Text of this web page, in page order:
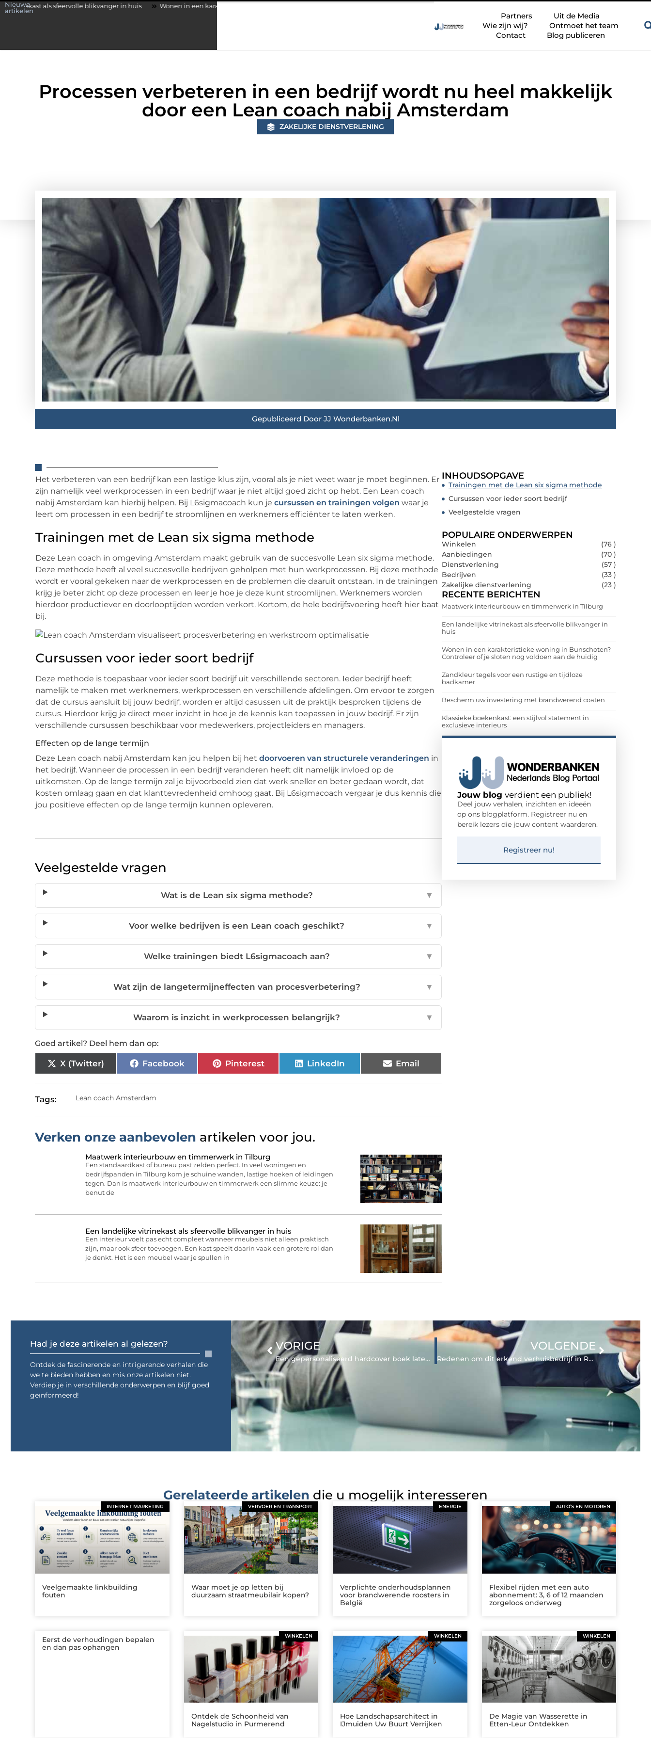
Nieuwe
artikelen
blikvanger in huis Wonen in een karakteristieke woning in Bunschoten? Controleer of je sloten nog voldoen aan de huidig
Partners
Uit de Media
Wie zijn wij?
Ontmoet het team
Contact
Blog publiceren
Processen verbeteren in een bedrijf wordt nu heel makkelijk
door een Lean coach nabij Amsterdam
ZAKELIJKE DIENSTVERLENING
Gepubliceerd Door JJ Wonderbanken.nl
Het verbeteren van een bedrijf kan een lastige klus zijn, vooral als je niet weet waar je moet beginnen. Er
zijn namelijk veel werkprocessen in een bedrijf waar je niet altijd goed zicht op hebt. Een Lean coach
nabij Amsterdam kan hierbij helpen. Bij L6sigmacoach kun je cursussen en trainingen volgen waar je
leert om processen in een bedrijf te stroomlijnen en werknemers efficiënter te laten werken.
Trainingen met de Lean six sigma methode
Deze Lean coach in omgeving Amsterdam maakt gebruik van de succesvolle Lean six sigma methode.
Deze methode heeft al veel succesvolle bedrijven geholpen met hun werkprocessen. Bij deze methode
wordt er vooral gekeken naar de werkprocessen en de problemen die daaruit ontstaan. In de trainingen
krijg je beter zicht op deze processen en leer je hoe je deze kunt stroomlijnen. Werknemers worden
hierdoor productiever en doorlooptijden worden verkort. Kortom, de hele bedrijfsvoering heeft hier baat
bij.
Cursussen voor ieder soort bedrijf
Deze methode is toepasbaar voor ieder soort bedrijf uit verschillende sectoren. Ieder bedrijf heeft
namelijk te maken met werknemers, werkprocessen en verschillende afdelingen. Om ervoor te zorgen
dat de cursus aansluit bij jouw bedrijf, worden er altijd casussen uit de praktijk besproken tijdens de
cursus. Hierdoor krijg je direct meer inzicht in hoe je de kennis kan toepassen in jouw bedrijf. Er zijn
verschillende cursussen beschikbaar voor medewerkers, projectleiders en managers.
Effecten op de lange termijn
Deze Lean coach nabij Amsterdam kan jou helpen bij het doorvoeren van structurele veranderingen in
het bedrijf. Wanneer de processen in een bedrijf veranderen heeft dit namelijk invloed op de
uitkomsten. Op de lange termijn zal je bijvoorbeeld zien dat werk sneller en beter gedaan wordt, dat
kosten omlaag gaan en dat klanttevredenheid omhoog gaat. Bij L6sigmacoach vergaar je dus kennis die
jou positieve effecten op de lange termijn kunnen opleveren.
Veelgestelde vragen
Wat is de Lean six sigma methode? ▼
Voor welke bedrijven is een Lean coach geschikt? ▼
Welke trainingen biedt L6sigmacoach aan? ▼
Wat zijn de langetermijneffecten van procesverbetering? ▼
Waarom is inzicht in werkprocessen belangrijk? ▼
Goed artikel? Deel hem dan op:
X (Twitter) Facebook Pinterest LinkedIn Email
Tags: Lean coach Amsterdam
Verken onze aanbevolen artikelen voor jou.
Maatwerk interieurbouw en timmerwerk in Tilburg
Een standaardkast of bureau past zelden perfect. In veel woningen en
bedrijfspanden in Tilburg kom je schuine wanden, lastige hoeken of leidingen
tegen. Dan is maatwerk interieurbouw en timmerwerk een slimme keuze: je
benut de
Een landelijke vitrinekast als sfeervolle blikvanger in huis
Een interieur voelt pas echt compleet wanneer meubels niet alleen praktisch
zijn, maar ook sfeer toevoegen. Een kast speelt daarin vaak een grotere rol dan
je denkt. Het is een meubel waar je spullen in
INHOUDSOPGAVE
Trainingen met de Lean six sigma methode
Cursussen voor ieder soort bedrijf
Veelgestelde vragen
POPULAIRE ONDERWERPEN
Winkelen
(76 )
Aanbiedingen
(70 )
Dienstverlening
(57 )
Bedrijven
(33 )
Zakelijke dienstverlening
(23 )
RECENTE BERICHTEN
Maatwerk interieurbouw en timmerwerk in Tilburg
Een landelijke vitrinekast als sfeervolle blikvanger in
huis
Wonen in een karakteristieke woning in Bunschoten?
Controleer of je sloten nog voldoen aan de huidig
Zandkleur tegels voor een rustige en tijdloze
badkamer
Bescherm uw investering met brandwerend coaten
Klassieke boekenkast: een stijlvol statement in
exclusieve interieurs
Jouw blog verdient een publiek!
Deel jouw verhalen, inzichten en ideeën
op ons blogplatform. Registreer nu en
bereik lezers die jouw content waarderen.
Registreer nu!
Had je deze artikelen al gelezen?
Ontdek de fascinerende en intrigerende verhalen die
we te bieden hebben en mis onze artikelen niet.
Verdiep je in verschillende onderwerpen en blijf goed
geïnformeerd!
VORIGE
Een gepersonaliseerd hardcover boek laten drukken
VOLGENDE
Redenen om dit erkend verhuisbedrijf in Rotterdam in te huren
Gerelateerde artikelen die u mogelijk interesseren
INTERNET MARKETING
Veelgemaakte linkbuilding
fouten
VERVOER EN TRANSPORT
Waar moet je op letten bij
duurzaam straatmeubilair kopen?
ENERGIE
Verplichte onderhoudsplannen
voor brandwerende roosters in
België
AUTO’S EN MOTOREN
Flexibel rijden met een auto
abonnement: 3, 6 of 12 maanden
zorgeloos onderweg
Eerst de verhoudingen bepalen
en dan pas ophangen
WINKELEN
Ontdek de Schoonheid van
Nagelstudio in Purmerend
WINKELEN
Hoe Landschapsarchitect in
IJmuiden Uw Buurt Verrijken
WINKELEN
De Magie van Wasserette in
Etten-Leur Ontdekken